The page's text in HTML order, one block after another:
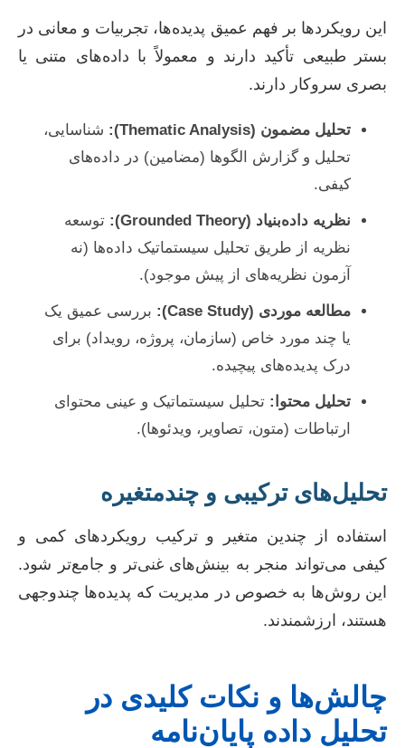
این رویکردها بر فهم عمیق پدیده‌ها، تجربیات و معانی در
بستر طبیعی تأکید دارند و معمولاً با داده‌های متنی یا
بصری سروکار دارند.
تحلیل مضمون (Thematic Analysis):
شناسایی،
تحلیل و گزارش الگوها (مضامین) در داده‌های
کیفی.
نظریه داده‌بنیاد (Grounded Theory):
توسعه
نظریه از طریق تحلیل سیستماتیک داده‌ها (نه
آزمون نظریه‌های از پیش موجود).
مطالعه موردی (Case Study):
بررسی عمیق یک
یا چند مورد خاص (سازمان، پروژه، رویداد) برای
درک پدیده‌های پیچیده.
تحلیل محتوا: تحلیل سیستماتیک و عینی محتوای
ارتباطات (متون، تصاویر، ویدئوها).
تحلیل‌های ترکیبی و چندمتغیره
استفاده از چندین متغیر و ترکیب رویکردهای کمی و
کیفی می‌تواند منجر به بینش‌های غنی‌تر و جامع‌تر شود.
این روش‌ها به خصوص در مدیریت که پدیده‌ها چندوجهی
هستند، ارزشمندند.
چالش‌ها و نکات کلیدی در
تحلیل داده پایان‌نامه